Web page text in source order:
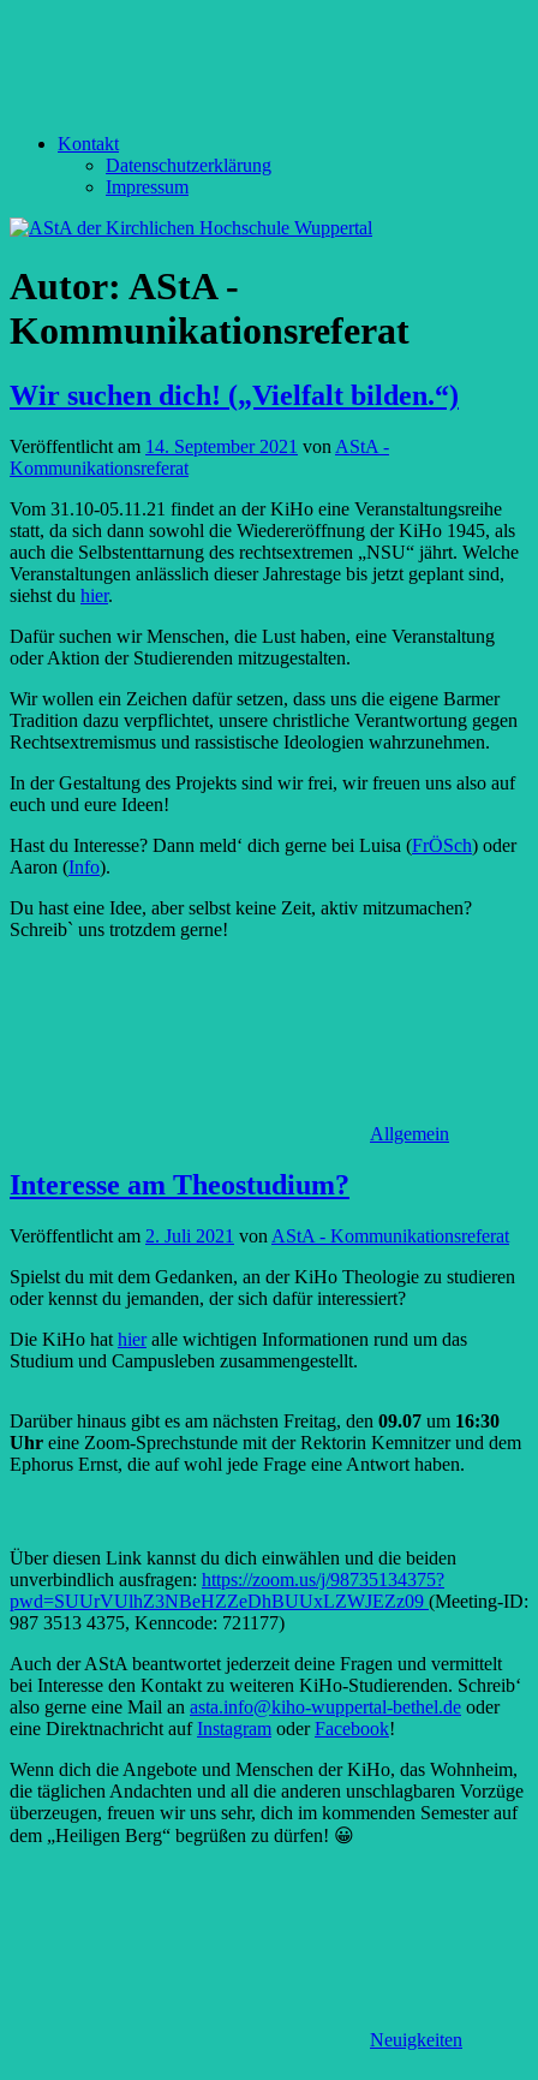
Kontakt
Datenschutzerklärung
Impressum
Autor: AStA -
Kommunikationsreferat
Wir suchen dich! („Vielfalt bilden.“)
Veröffentlicht am 14. September 2021 von AStA -
Kommunikationsreferat
Vom 31.10-05.11.21 findet an der KiHo eine Veranstaltungsreihe
statt, da sich dann sowohl die Wiedereröffnung der KiHo 1945, als
auch die Selbstenttarnung des rechtsextremen „NSU“ jährt. Welche
Veranstaltungen anlässlich dieser Jahrestage bis jetzt geplant sind,
siehst du hier.
Dafür suchen wir Menschen, die Lust haben, eine Veranstaltung
oder Aktion der Studierenden mitzugestalten.
Wir wollen ein Zeichen dafür setzen, dass uns die eigene Barmer
Tradition dazu verpflichtet, unsere christliche Verantwortung gegen
Rechtsextremismus und rassistische Ideologien wahrzunehmen.
In der Gestaltung des Projekts sind wir frei, wir freuen uns also auf
euch und eure Ideen!
Hast du Interesse? Dann meld‘ dich gerne bei Luisa (FrÖSch) oder
Aaron (Info).
Du hast eine Idee, aber selbst keine Zeit, aktiv mitzumachen?
Schreib` uns trotzdem gerne!
Allgemein
Interesse am Theostudium?
Veröffentlicht am 2. Juli 2021 von AStA - Kommunikationsreferat
Spielst du mit dem Gedanken, an der KiHo Theologie zu studieren
oder kennst du jemanden, der sich dafür interessiert?
Die KiHo hat hieralle wichtigen Informationen rund um das
Studium und Campusleben zusammengestellt.
Darüber hinaus gibt es am nächsten Freitag, den 09.07 um 16:30
Uhr eine Zoom-Sprechstunde mit der Rektorin Kemnitzer und dem
Ephorus Ernst, die auf wohl jede Frage eine Antwort haben.
Über diesen Link kannst du dich einwählen und die beiden
unverbindlich ausfragen: https://zoom.us/j/98735134375?
pwd=SUUrVUlhZ3NBeHZZeDhBUUxLZWJEZz09 (Meeting-ID:
987 3513 4375, Kenncode: 721177)
Auch der AStA beantwortet jederzeit deine Fragen und vermittelt
bei Interesse den Kontakt zu weiteren KiHo-Studierenden. Schreib‘
also gerne eine Mail an asta.info@kiho-wuppertal-bethel.de oder
eine Direktnachricht aufInstagram oderFacebook!
Wenn dich die Angebote und Menschen der KiHo, das Wohnheim,
die täglichen Andachten und all die anderen unschlagbaren Vorzüge
überzeugen, freuen wir uns sehr, dich im kommenden Semester auf
dem „Heiligen Berg“ begrüßen zu dürfen! 😀
Neuigkeiten